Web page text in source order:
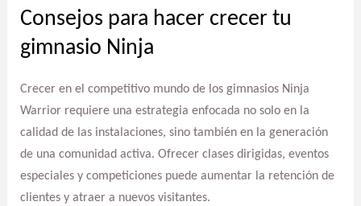
Consejos para hacer crecer tu
gimnasio Ninja
Crecer en el competitivo mundo de los gimnasios Ninja
Warrior requiere una estrategia enfocada no solo en la
calidad de las instalaciones, sino también en la generación
de una comunidad activa. Ofrecer clases dirigidas, eventos
especiales y competiciones puede aumentar la retención de
clientes y atraer a nuevos visitantes.